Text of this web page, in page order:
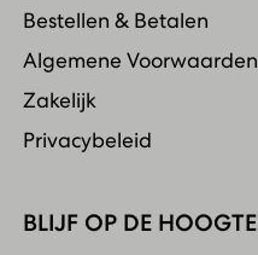
Bestellen & Betalen
Algemene Voorwaarden
Zakelijk
Privacybeleid
BLIJF OP DE HOOGTE